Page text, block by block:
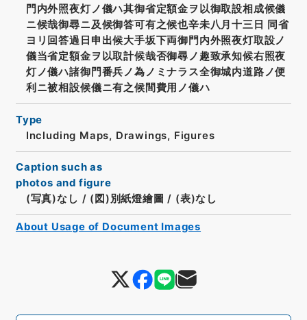
門内外照夜灯ノ儀ハ其御省定額金ヲ以御取設相成候儀
ニ候哉御尋ニ及候御答可有之候也辛未八月十三日 同省
ヨリ回答過日申出候大手坂下両御門内外照夜灯取設ノ
儀当省定額金ヲ以取計候哉否御尋ノ趣致承知候右照夜
灯ノ儀ハ諸御門番兵ノ為ノミナラス全御城内道路ノ便
利ニ被相設候儀ニ有之候間費用ノ儀ハ
Type
Including Maps, Drawings, Figures
Caption such as
photos and figure
(写真)なし / (図)別紙燈繪圖 / (表)なし
About Usage of Document Images